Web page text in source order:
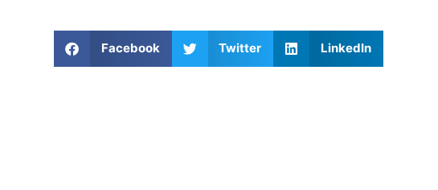
Facebook Twitter LinkedIn